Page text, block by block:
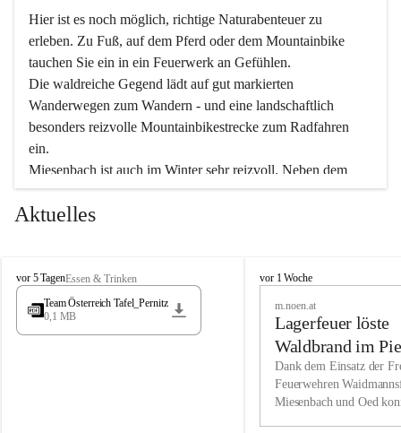
Hier ist es noch möglich, richtige Naturabenteuer zu
erleben. Zu Fuß, auf dem Pferd oder dem Mountainbike
tauchen Sie ein in ein Feuerwerk an Gefühlen.
Die waldreiche Gegend lädt auf gut markierten
Wanderwegen zum Wandern - und eine landschaftlich
besonders reizvolle Mountainbikestrecke zum Radfahren
ein.
Miesenbach ist auch im Winter sehr reizvoll. Neben dem
Eisstockschießen gibt es auf dem nahe gelegenen Unterberg
wunderschöne Naturschneepisten, die zum Schifahren oder
vielfältige Angebot unserer Kulturvereine.
Überzeugen Sie sich selbst, dass Sie in Miesenbach sowie
in den Beherbergungsbetrieben, Gaststätten und urigen
Wir kennen Miesenbach als lebens- und liebenswerten Ort.
Tradition und Innovation werden ebenso groß geschrieben
Aktuelles
M
i
s
vor 5 TagenEssen & Trinken
Team Österreich Tafel_Pernitz
0,1 MB
M
h
vor 1 Woche
m.noen.at
Lagerfeuer löste
Waldbrand im
aus
Dank dem Einsatz der
Feuerwehren
Miesenbach und Oed